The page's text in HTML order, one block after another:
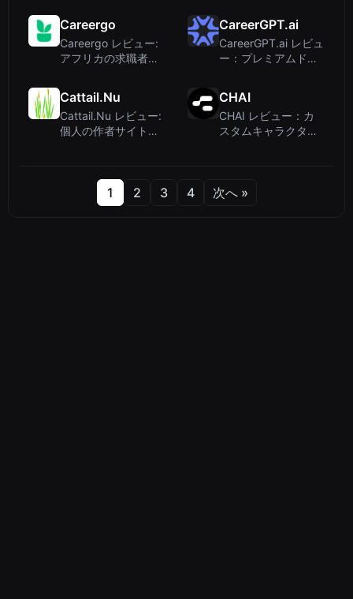
ッセージ
Careergo
Careergo レビュー:
アフリカの求職者の
CareerGPT.ai
CareerGPT.ai レビュ
ー：プレミアムドメ
はない
Cattail.Nu
Cattail.Nu レビュー:
個人の作者サイトで
CHAI
CHAI レビュー：カ
スタムキャラクター
1 2 3 4 次へ »